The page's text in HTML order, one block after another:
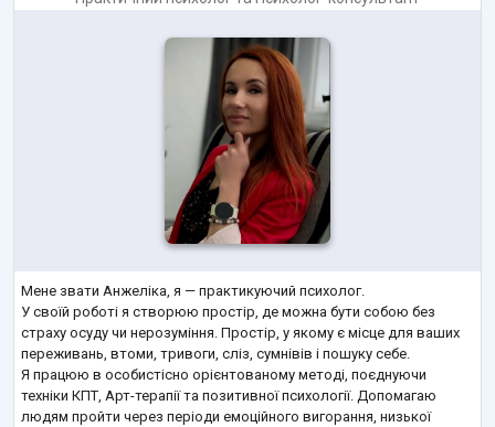
Мене звати Анжеліка, я — практикуючий психолог.
У своїй роботі я створюю простір, де можна бути собою без
страху осуду чи нерозуміння. Простір, у якому є місце для ваших
переживань, втоми, тривоги, сліз, сумнівів і пошуку себе.
Я працюю в особистісно орієнтованому методі, поєднуючи
техніки КПТ, Арт-терапії та позитивної психології. Допомагаю
людям пройти через періоди емоційного вигорання, низької